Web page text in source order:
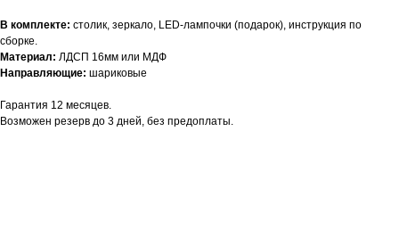
В комплекте: столик, зеркало, LED-лампочки (подарок), инструкция по
сборке.
Материал: ЛДСП 16мм или МДФ
Направляющие: шариковые
Гарантия 12 месяцев.
Возможен резерв до 3 дней, без предоплаты.